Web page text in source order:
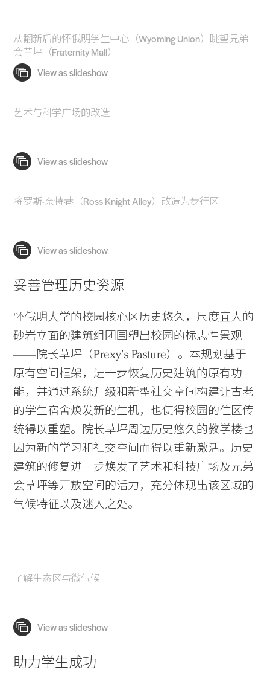
从翻新后的怀俄明学生中心（Wyoming Union）眺望兄弟
会草坪（Fraternity Mall）
艺术与科学广场的改造
将罗斯·奈特巷（Ross Knight Alley）改造为步行区
妥善管理历史资源
怀俄明大学的校园核心区历史悠久，尺度宜人的
砂岩立面的建筑组团围塑出校园的标志性景观
——院长草坪（Prexy’s Pasture）。本规划基于
原有空间框架，进一步恢复历史建筑的原有功
能，并通过系统升级和新型社交空间构建让古老
的学生宿舍焕发新的生机，也使得校园的住区传
统得以重塑。院长草坪周边历史悠久的教学楼也
因为新的学习和社交空间而得以重新激活。历史
建筑的修复进一步焕发了艺术和科技广场及兄弟
会草坪等开放空间的活力，充分体现出该区域的
气候特征以及迷人之处。
了解生态区与微气候
助力学生成功